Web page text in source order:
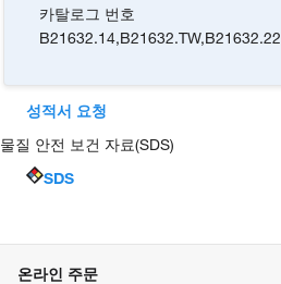
카탈로그 번호
B21632.14,B21632.TW,B21632.22
성적서 요청
물질 안전 보건 자료(SDS)
SDS
온라인 주문